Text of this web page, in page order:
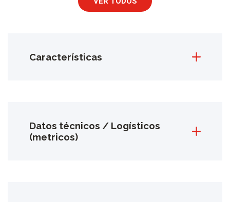
Características
Datos técnicos / Logísticos
(metricos)